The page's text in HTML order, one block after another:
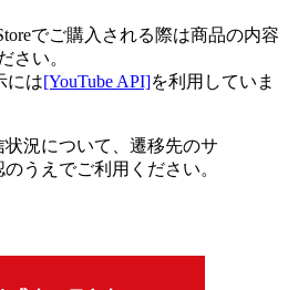
でご購入される際は商品の内容
さい。
には[YouTube API]を利用していま
況について、遷移先のサ
うえでご利用ください。